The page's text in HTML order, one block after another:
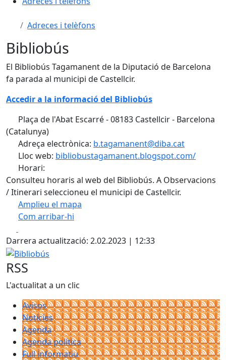
Adreces i telèfons
Bibliobús
El Bibliobús Tagamanent de la Diputació de Barcelona
fa parada al municipi de Castellcir.
Accedir a la informació del Bibliobús
Plaça de l'Abat Escarré - 08183 Castellcir - Barcelona
(Catalunya)
Adreça electrònica: b.tagamanent@diba.cat
Lloc web: bibliobustagamanent.blogspot.com/
Horari:
Consulteu horaris al web del Bibliobús. A Observacions
/ Itinerari seleccioneu el municipi de Castellcir.
Amplieu el mapa
Com arribar-hi
+
−
Darrera actualització: 2.02.2023 | 12:33
Bibliobús
RSS
L'actualitat a un clic
Avisos
Notícies
Agenda
Agenda política
Full informatiu